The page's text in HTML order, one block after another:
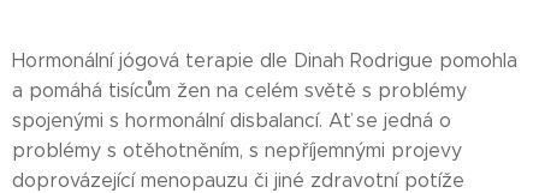
Hormonální jógová terapie dle Dinah Rodrigue pomohla
a pomáhá tisícům žen na celém světě s problémy
spojenými s hormonální disbalancí. Ať se jedná o
problémy s otěhotněním, s nepříjemnými projevy
doprovázející menopauzu či jiné zdravotní potíže